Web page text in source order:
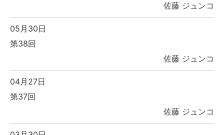
佐藤 ジュンコ
05月30日
第38回
佐藤 ジュンコ
04月27日
第37回
佐藤 ジュンコ